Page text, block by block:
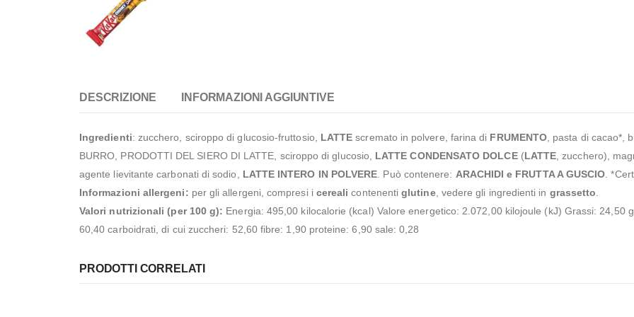
DESCRIZIONE INFORMAZIONI AGGIUNTIVE
Ingredienti: zucchero, sciroppo di glucosio-fruttosio, LATTE scremato in polvere, farina di FRUMENTO, pasta di cacao*,
BURRO, PRODOTTI DEL SIERO DI LATTE, sciroppo di glucosio, LATTE CONDENSATO DOLCE(LATTE, zucchero),
agente lievitante carbonati di sodio, LATTE INTERO IN POLVERE. Può contenere: ARACHIDI e FRUTTA A GUSCIO.
Informazioni allergeni: per gli allergeni, compresi i cereali contenentiglutine, vedere gli ingredienti in grassetto.
Valori nutrizionali (per 100 g): Energia: 495,00 kilocalorie (kcal) Valore energetico: 2.072,00 kilojoule (kJ) Grassi: 24,50
60,40 carboidrati, di cui zuccheri: 52,60 fibre: 1,90 proteine: 6,90 sale: 0,28
PRODOTTI CORRELATI